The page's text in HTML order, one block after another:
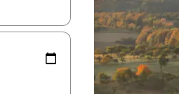
ih pregledati koristeći se